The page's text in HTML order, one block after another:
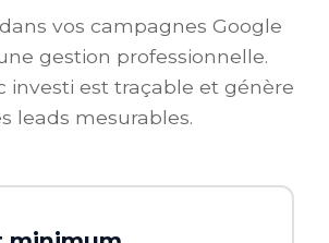
vos campagnes Google
gestion professionnelle.
investi est traçable et génère
leads mesurables.